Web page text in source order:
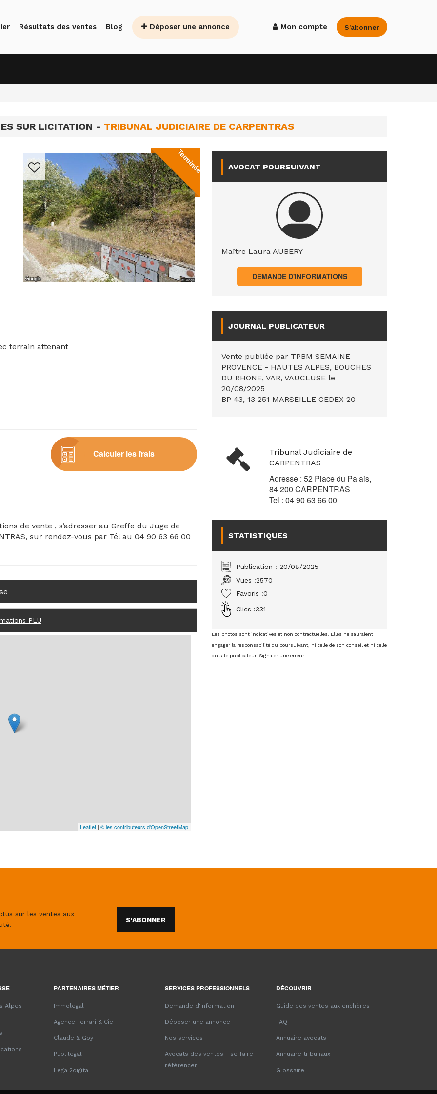
Résultats des ventes Blog Déposer une annonce Mon compte S'abonner
SUR LICITATION - TRIBUNAL JUDICIAIRE DE CARPENTRAS
Terminée
sur deux niveaux à rénover avec terrain attenant
Calculer les frais
de vente , s’adresser au Greffe du Juge de
sur rendez-vous par Tél au 04 90 63 66 00
PLU
Leaflet | © les contributeurs d'OpenStreetMap
AVOCAT POURSUIVANT
Maître Laura AUBERY
DEMANDE D'INFORMATIONS
JOURNAL PUBLICATEUR
Vente publiée par TPBM SEMAINE
PROVENCE - HAUTES ALPES, BOUCHES
DU RHONE, VAR, VAUCLUSE le
20/08/2025
BP 43, 13 251 MARSEILLE CEDEX 20
Tribunal Judiciaire de
CARPENTRAS
Adresse : 52 Place du Palais,
84 200 CARPENTRAS
Tel : 04 90 63 66 00
STATISTIQUES
Publication : 20/08/2025
Vues :2570
Favoris :0
Clics :331
Les photos sont indicatives et non contractuelles. Elles ne sauraient
engager la responsabilité du poursuivant, ni celle de son conseil et ni celle
du site publicateur. Signaler une erreur
sur les ventes aux
S'ABONNER
Alpes-
PARTENAIRES MÉTIER
Immolegal
Agence Ferrari & Cie
Claude & Goy
Publilegal
Legal2digital
SERVICES PROFESSIONNELS
Demande d'information
Déposer une annonce
Nos services
Avocats des ventes - se faire
référencer
DÉCOUVRIR
Guide des ventes aux enchères
FAQ
Annuaire avocats
Annuaire tribunaux
Glossaire